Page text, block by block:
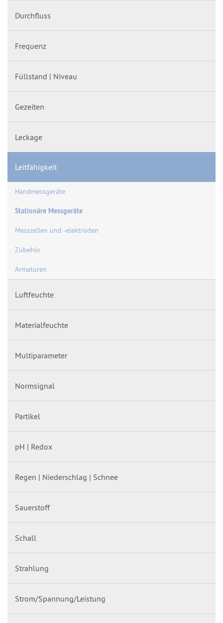
Durchfluss
Frequenz
Füllstand | Niveau
Gezeiten
Leckage
Leitfähigkeit
Handmessgeräte
Stationäre Messgeräte
Messzellen und -elektroden
Zubehör
Armaturen
Luftfeuchte
Materialfeuchte
Multiparameter
Normsignal
Partikel
pH | Redox
Regen | Niederschlag | Schnee
Sauerstoff
Schall
Strahlung
Strom/Spannung/Leistung